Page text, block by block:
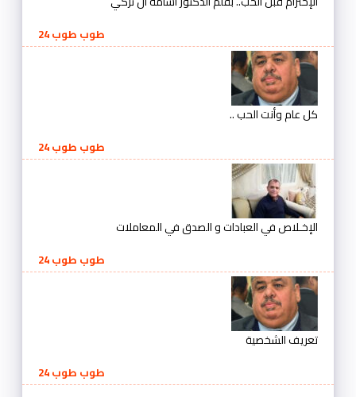
طوب طوب 24
كل عام وأنت الحب ..
طوب طوب 24
الإخـلاص في العبادات و الصدق في المعاملات
طوب طوب 24
تعريف الشخصية
طوب طوب 24